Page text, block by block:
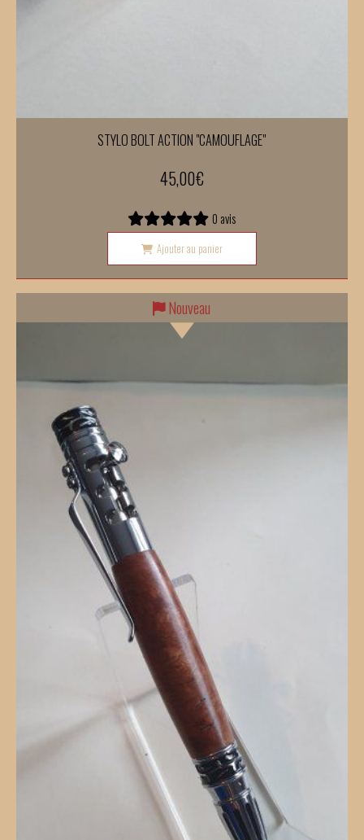
STYLO BOLT ACTION "CAMOUFLAGE"
45,00€
0 avis
Ajouter au panier
Nouveau